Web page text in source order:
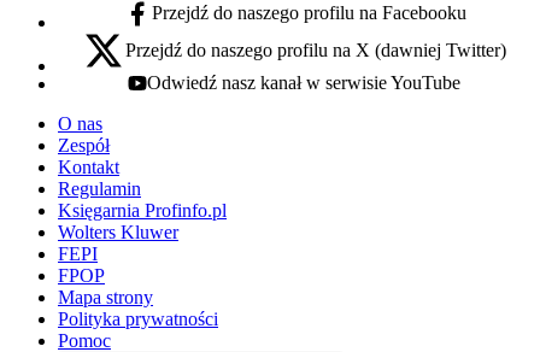
facebook - otwiera się w nowej karcie
Przejdź do naszego profilu na Facebooku
x - otwiera się w nowej karcie
Przejdź do naszego profilu na X (dawniej Twitter)
youtube - otwiera się w nowej karcie
Odwiedź nasz kanał w serwisie YouTube
O nas
Zespół
Kontakt
Regulamin
Księgarnia Profinfo.pl
Wolters Kluwer
FEPI
FPOP
Mapa strony
Polityka prywatności
Pomoc